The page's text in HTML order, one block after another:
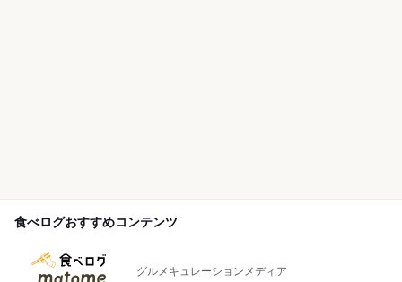
食べログおすすめコンテンツ
グルメキュレーションメディア